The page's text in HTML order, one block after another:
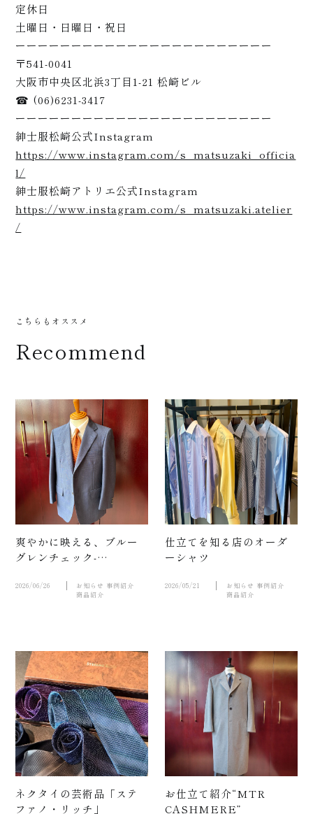
お知ら
せ
店舗案
定休日
土曜日・日曜日・祝日
ーーーーーーーーーーーーーーーーーーーーーーー
〒541-0041
大阪市中央区北浜3丁目1-21 松崎ビル
☎ (06)6231-3417
ーーーーーーーーーーーーーーーーーーーーーーー
紳士服松崎公式Instagram
https://www.instagram.com/s_matsuzaki_officia
l/
紳士服松崎アトリエ公式Instagram
https://www.instagram.com/s_matsuzaki.atelier
/
こちらもオススメ
Recommend
爽やかに映える、ブルー
グレンチェック-
KID”
2026/06/26 お知らせ 事例紹介
商品紹介
仕立てを知る店のオーダ
ーシャツ
2026/05/21 お知らせ 事例紹介
商品紹介
ネクタイの芸術品「ステ
ファノ・リッチ」
お仕立て紹介“MTR
CASHMERE”